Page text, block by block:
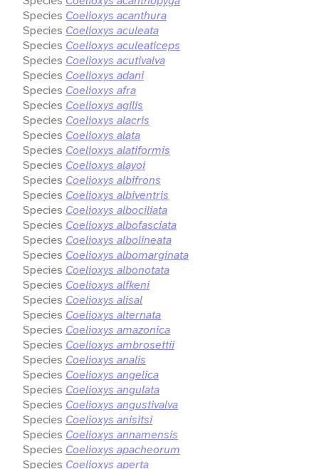
Species Coelioxys acanthura
Species Coelioxys aculeata
Species Coelioxys aculeaticeps
Species Coelioxys acutivalva
Species Coelioxys adani
Species Coelioxys afra
Species Coelioxys agilis
Species Coelioxys alacris
Species Coelioxys alata
Species Coelioxys alatiformis
Species Coelioxys alayoi
Species Coelioxys albifrons
Species Coelioxys albiventris
Species Coelioxys albociliata
Species Coelioxys albofasciata
Species Coelioxys albolineata
Species Coelioxys albomarginata
Species Coelioxys albonotata
Species Coelioxys alfkeni
Species Coelioxys alisal
Species Coelioxys alternata
Species Coelioxys amazonica
Species Coelioxys ambrosettii
Species Coelioxys analis
Species Coelioxys angelica
Species Coelioxys angulata
Species Coelioxys angustivalva
Species Coelioxys anisitsi
Species Coelioxys annamensis
Species Coelioxys apacheorum
Species Coelioxys aperta